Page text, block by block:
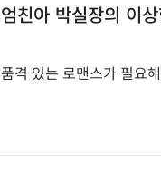
엄친아 박실장의 이
품격 있는 로맨스가 필요